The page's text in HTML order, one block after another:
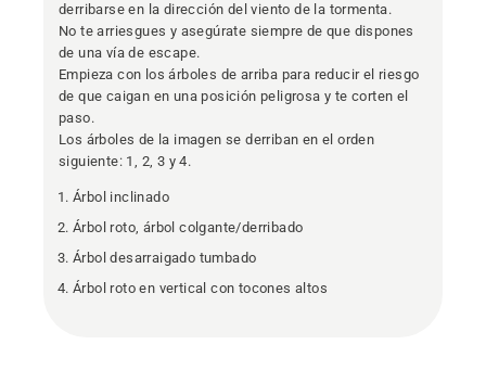
derribarse en la dirección del viento de la tormenta.
No te arriesgues y asegúrate siempre de que dispones
de una vía de escape.
Empieza con los árboles de arriba para reducir el riesgo
de que caigan en una posición peligrosa y te corten el
paso.
Los árboles de la imagen se derriban en el orden
siguiente: 1, 2, 3 y 4.
Árbol inclinado
Árbol roto, árbol colgante/derribado
Árbol desarraigado tumbado
Árbol roto en vertical con tocones altos